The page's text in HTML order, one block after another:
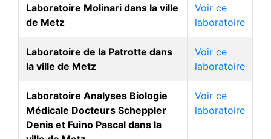
Laboratoire Molinari dans la ville
de Metz
Voir ce
laboratoire
Laboratoire de la Patrotte dans
la ville de Metz
Voir ce
laboratoire
Laboratoire Analyses Biologie
Médicale Docteurs Scheppler
Denis et Fuino Pascal dans la
Voir ce
laboratoire